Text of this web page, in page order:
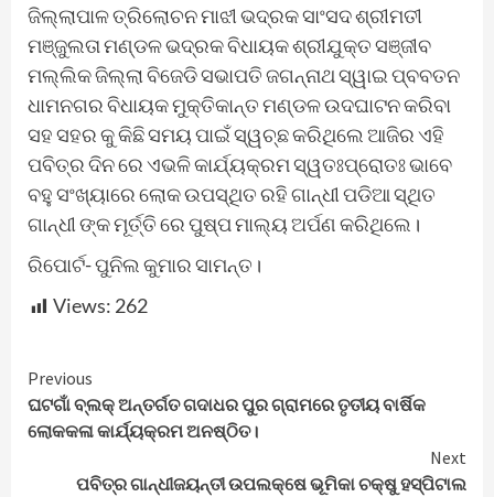
ଜିଲ୍ଲାପାଳ ତ୍ରିଲୋଚନ ମାଝୀ ଭଦ୍ରକ ସାଂସଦ ଶ୍ରୀମତୀ
ମଞ୍ଜୁଲତା ମଣ୍ଡଳ ଭଦ୍ରକ ବିଧାୟକ ଶ୍ରୀଯୁକ୍ତ ସଞ୍ଜୀବ
ମଲ୍ଲିକ ଜିଲ୍ଲା ବିଜେଡି ସଭାପତି ଜଗନ୍ନାଥ ସ୍ୱାଇ ପ୍ବବତନ
ଧାମନଗର ବିଧାୟକ ମୁକ୍ତିକାନ୍ତ ମଣ୍ଡଳ ଉଦଘାଟନ କରିବା
ସହ ସହର କୁ କିଛି ସମୟ ପାଇଁ ସ୍ୱଚ୍ଛ କରିଥିଲେ ଆଜିର ଏହି
ପବିତ୍ର ଦିନ ରେ ଏଭଳି କାର୍ଯ୍ୟକ୍ରମ ସ୍ୱତଃପ୍ରୋତଃ ଭାବେ
ବହୁ ସଂଖ୍ୟାରେ ଲୋକ ଉପସ୍ଥିତ ରହି ଗାନ୍ଧୀ ପଡିଆ ସ୍ଥିତ
ଗାନ୍ଧୀ ଙ୍କ ମୂର୍ତ୍ତି ରେ ପୁଷ୍ପ ମାଲ୍ୟ ଅର୍ପଣ କରିଥିଲେ।
ରିପୋର୍ଟ- ପୁନିଲ କୁମାର ସାମନ୍ତ।
Views: 262
Continue
Reading
Previous
ଘଟଗାଁ ବ୍ଲକ୍ ଅନ୍ତର୍ଗତ ଗଦାଧର ପୁର ଗ୍ରାମରେ ତୃତୀୟ ବାର୍ଷିକ
ଲୋକକଳା କାର୍ଯ୍ୟକ୍ରମ ଅନଷ୍ଠିତ।
Next
ପବିତ୍ର ଗାନ୍ଧୀଜୟନ୍ତୀ ଉପଲକ୍ଷେ ଭୂମିକା ଚକ୍ଷୁ ହସ୍ପିଟାଲ